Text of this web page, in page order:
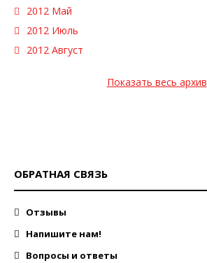
2012 Май
2012 Июль
2012 Август
Показать весь архив
ОБРАТНАЯ СВЯЗЬ
Отзывы
Напишите нам!
Вопросы и ответы